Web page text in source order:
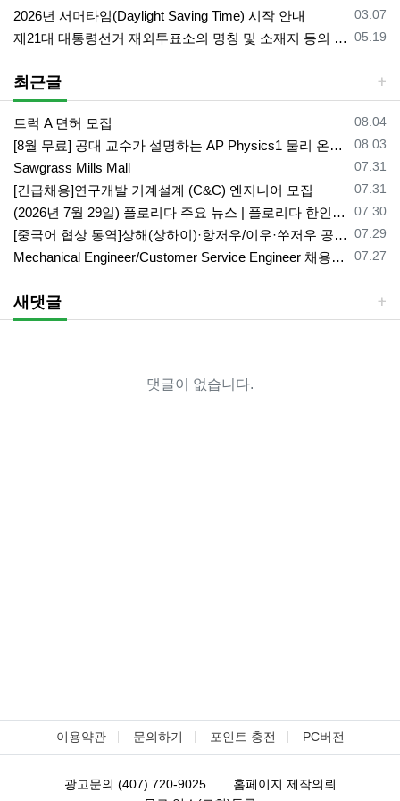
등록일
03.07
2026년 서머타임(Daylight Saving Time) 시작 안내
등록일
05.19
제21대 대통령선거 재외투표소의 명칭 및 소재지 등의 공고/올랜도 제외 투표소
최근글
등록일
08.04
트럭 A 면허 모집
등록일
08.03
[8월 무료] 공대 교수가 설명하는 AP Physics1 물리 온라인 강의
등록일
07.31
Sawgrass Mills Mall
등록일
07.31
[긴급채용]연구개발 기계설계 (C&C) 엔지니어 모집
등록일
07.30
(2026년 7월 29일) 플로리다 주요 뉴스 | 플로리다 한인 닷컴
등록일
07.29
[중국어 협상 통역]상해(상하이)·항저우/이우·쑤저우 공급·제조 업체,공장 미팅 & 전시회 한중 원어민 프리랜서 비즈니스 통역사
등록일
07.27
Mechanical Engineer/Customer Service Engineer 채용중입니다.
새댓글
댓글이 없습니다.
이용약관 문의하기 포인트 충전 PC버전
광고문의 (407) 720-9025
홈페이지 제작의뢰